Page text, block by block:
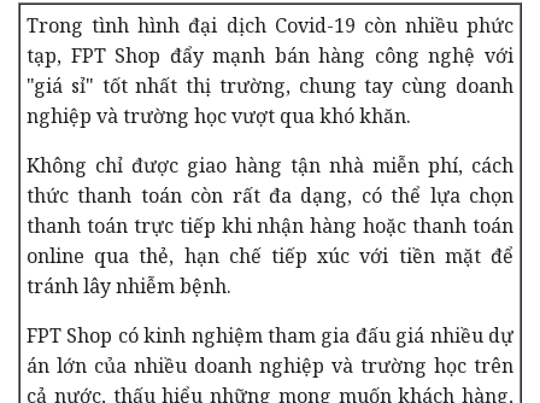
Trong tình hình đại dịch Covid-19 còn nhiều phức
tạp, FPT Shop đẩy mạnh bán hàng công nghệ với
"giá sỉ" tốt nhất thị trường, chung tay cùng doanh
nghiệp và trường học vượt qua khó khăn.
Không chỉ được giao hàng tận nhà miễn phí, cách
thức thanh toán còn rất đa dạng, có thể lựa chọn
thanh toán trực tiếp khi nhận hàng hoặc thanh toán
online qua thẻ, hạn chế tiếp xúc với tiền mặt để
tránh lây nhiễm bệnh.
FPT Shop có kinh nghiệm tham gia đấu giá nhiều dự
án lớn của nhiều doanh nghiệp và trường học trên
cả nước, thấu hiểu những mong muốn khách hàng,